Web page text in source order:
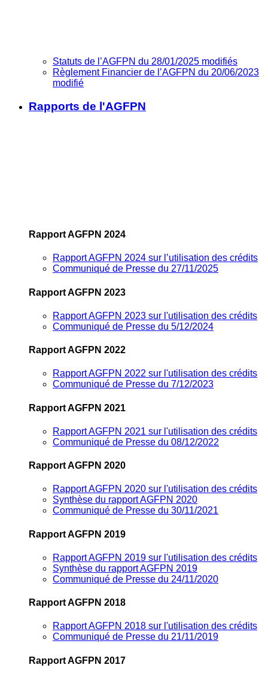
Statuts de l’AGFPN du 28/01/2025 modifiés
Règlement Financier de l’AGFPN du 20/06/2023
modifié
Rapports de l'AGFPN
Rapport AGFPN 2024
Rapport AGFPN 2024 sur l’utilisation des crédits
Communiqué de Presse du 27/11/2025
Rapport AGFPN 2023
Rapport AGFPN 2023 sur l'utilisation des crédits
Communiqué de Presse du 5/12/2024
Rapport AGFPN 2022
Rapport AGFPN 2022 sur l'utilisation des crédits
Communiqué de Presse du 7/12/2023
Rapport AGFPN 2021
Rapport AGFPN 2021 sur l'utilisation des crédits
Communiqué de Presse du 08/12/2022
Rapport AGFPN 2020
Rapport AGFPN 2020 sur l'utilisation des crédits
Synthèse du rapport AGFPN 2020
Communiqué de Presse du 30/11/2021
Rapport AGFPN 2019
Rapport AGFPN 2019 sur l'utilisation des crédits
Synthèse du rapport AGFPN 2019
Communiqué de Presse du 24/11/2020
Rapport AGFPN 2018
Rapport AGFPN 2018 sur l'utilisation des crédits
Communiqué de Presse du 21/11/2019
Rapport AGFPN 2017